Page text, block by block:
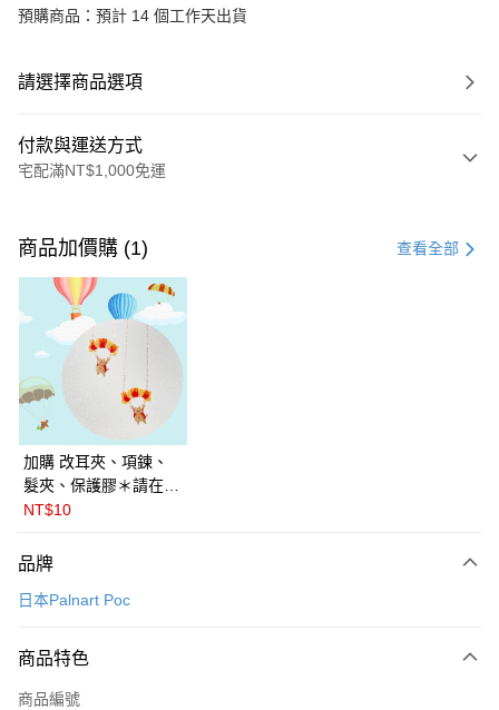
預購商品：預計 14 個工作天出貨
請選擇商品選項
付款與運送方式
宅配滿NT$1,000免運
信用卡一次付款
LINE Pay
Apple Pay
Google Pay
全盈+PAY
ATM付款
每筆NT$60
付款後萊爾富取貨
商品加價購 (1) 查看全部
加購 改耳夾、項鍊、
髮夾、保護膠＊請在訂
單備註商品及欲修改的
PalnartPoc + 🇬🇧英國
FABLE 寓言
NT$10
品牌
日本Palnart Poc
商品特色
商品編號